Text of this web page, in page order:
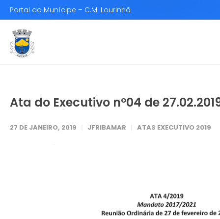
Portal do Munícipe – C.M. Lourinhã
Ata do Executivo nº04 de
27 DE JANEIRO, 2019 JFRIBAMAR ATAS EXECUTIVO 2019